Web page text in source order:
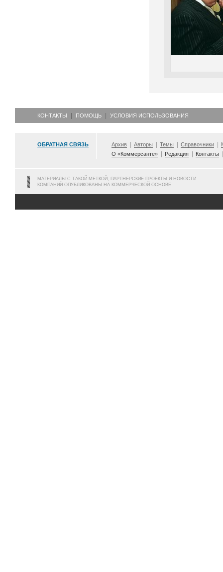
КОНТАКТЫ ПОМОЩЬ УСЛОВИЯ ИСПОЛЬЗОВАНИЯ
ОБРАТНАЯ СВЯЗЬ Архив Авторы Темы Справочники
О «Коммерсанте»
Редакция Контакты
МАТЕРИАЛЫ С ТАКОЙ МЕТКОЙ, ПАРТНЕРСКИЕ ПРОЕКТЫ И НОВОСТИ
КОМПАНИЙ ОПУБЛИКОВАНЫ НА КОММЕРЧЕСКОЙ ОСНОВЕ